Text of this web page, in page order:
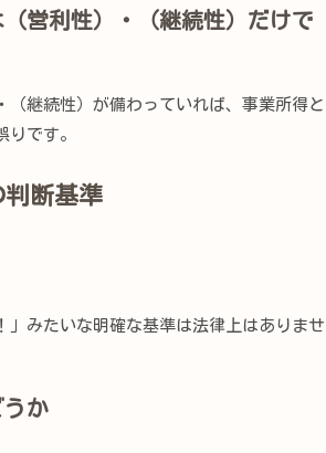
営利性）・（継続性）だけで
継続性）が備わっていれば、事業所得と
です。
判断基準
みたいな明確な基準は法律上はありませ
うか